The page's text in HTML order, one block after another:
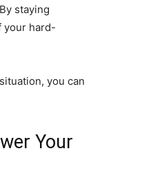
staying
your hard-
you can
Your